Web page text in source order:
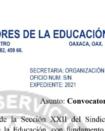
de